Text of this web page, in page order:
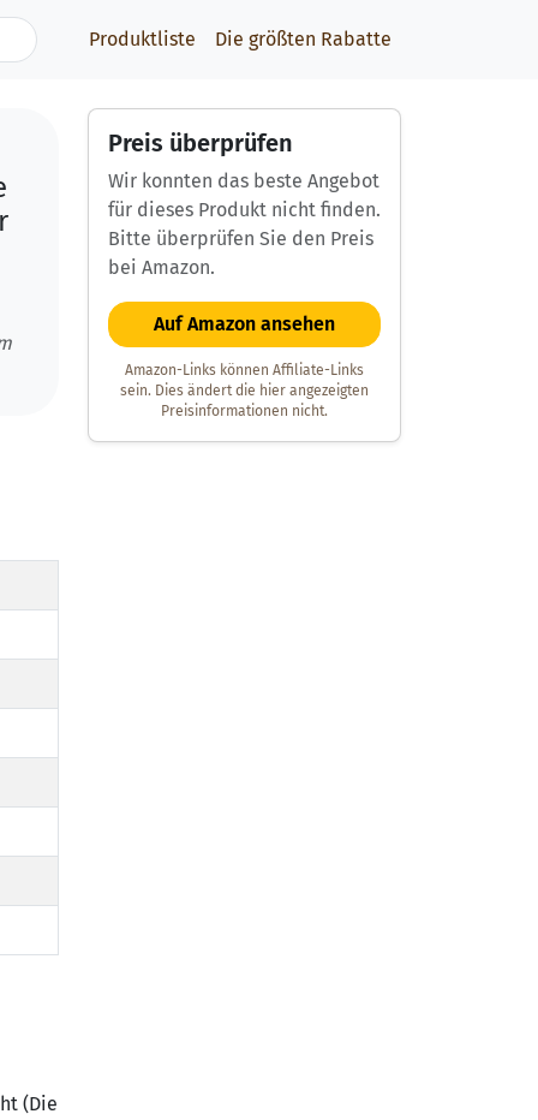
Produktliste Die größten Rabatte
(Die
Preis überprüfen
Wir konnten das beste Angebot
für dieses Produkt nicht finden.
Bitte überprüfen Sie den Preis
bei Amazon.
Auf Amazon ansehen
Amazon-Links können Affiliate-Links
sein. Dies ändert die hier angezeigten
Preisinformationen nicht.